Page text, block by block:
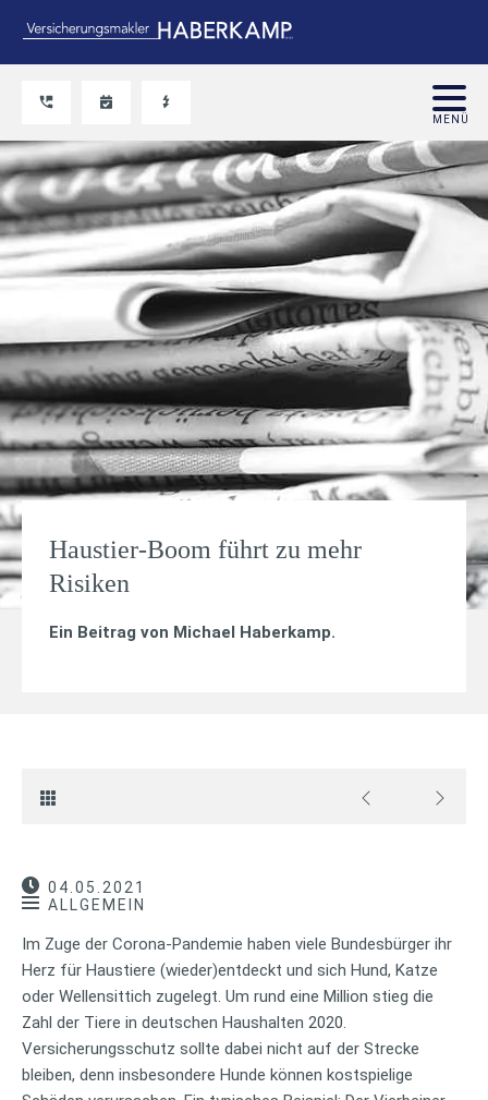
Haustier-Boom führt zu mehr
Risiken
Ein Beitrag von Michael Haberkamp.
04.05.2021
ALLGEMEIN
Im Zuge der Corona-Pandemie haben viele Bundesbürger ihr
Herz für Haustiere (wieder)entdeckt und sich Hund, Katze
oder Wellensittich zugelegt. Um rund eine Million stieg die
Zahl der Tiere in deutschen Haushalten 2020.
Versicherungsschutz sollte dabei nicht auf der Strecke
bleiben, denn insbesondere Hunde können kostspielige